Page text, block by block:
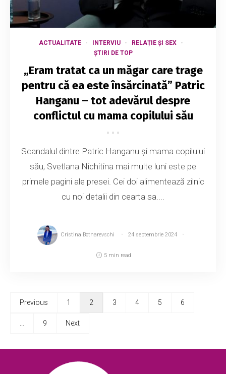
ACTUALITATE INTERVIU
RELAȚIE ȘI SEX
ȘTIRI DE TOP
„Eram tratat ca un măgar care trage
pentru că ea este însărcinată” Patric
Hanganu – tot adevărul despre
conflictul cu mama copilului său
Scandalul dintre Patric Hanganu și mama copilului
său, Svetlana Nichitina mai multe luni este pe
primele pagini ale presei. Cei doi alimentează zilnic
cu noi detalii din cearta sa....
Cristina Botnarevschi 24 septembrie 2024
5 min read
Previous 1 2 3 4 5 6
9 Next